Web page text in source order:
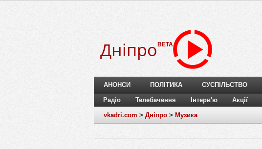
Дніпро BETA
АНОНСИ ПОЛІТИКА СУСПІЛЬСТВО
Радіо Телебачення Інтерв'ю Акції
vkadri.com > Дніпро > Музика